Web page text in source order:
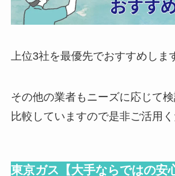
上位3社を最優先でおすすめしま
その他の業者もニーズに応じて検
比較していますので是非ご活用く
東京ガス【大手ならではの安